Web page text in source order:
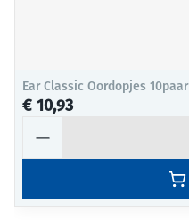
Ear Classic Oordopjes 10paar
€ 10,93